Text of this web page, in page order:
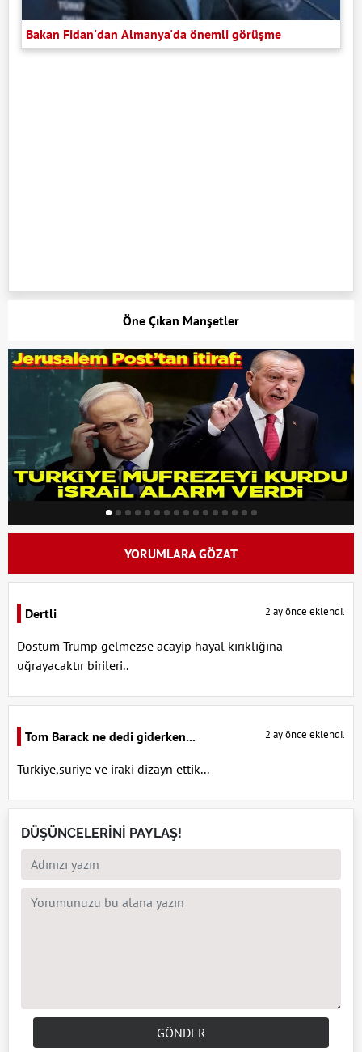
Bakan Fidan'dan Almanya'da önemli görüşme
Öne Çıkan Manşetler
YORUMLARA GÖZAT
Dertli 2 ay önce eklendi.
Dostum Trump gelmezse acayip hayal kırıklığına
uğrayacaktır birileri..
Tom Barack ne dedi giderken... 2 ay önce eklendi.
Turkiye,suriye ve iraki dizayn ettik...
DÜŞÜNCELERİNİ PAYLAŞ!
GÖNDER